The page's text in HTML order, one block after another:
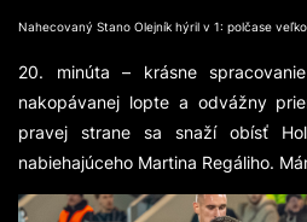
Nahecovaný Stano Olejník hýril v 1: polčase
20. minúta – krásne
nakopávanej lopte a odvážny
pravej strane sa snaží obísť
nabiehajúceho Martina Regáliho.